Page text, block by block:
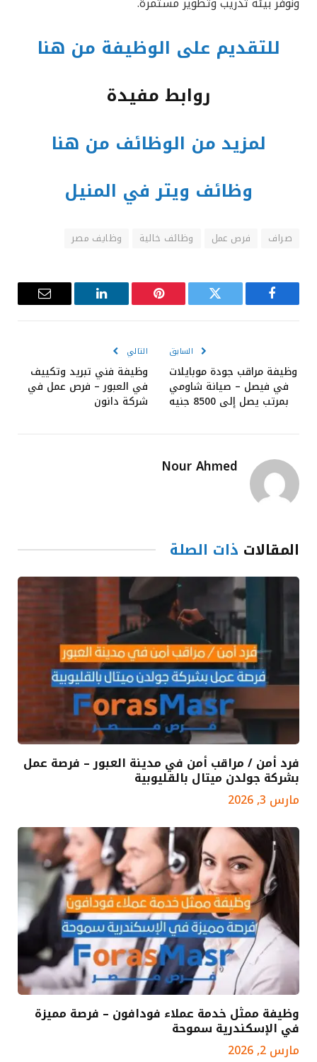
للتقديم على الوظيفة من هنا
روابط مفيدة
لمزيد من الوظائف من هنا
وظائف ويتر في المنيل
صراف فرص عمل وظائف خالية وظايف مصر
فيسبوك تويتر بينتيريست لينكدإن
البريد
السابق
وظيفة مراقب جودة موبايلات
في فيصل – صيانة شاومي
بمرتب يصل إلى 8500 جنيه
التالي
وظيفة فني تبريد وتكييف
في العبور – فرص عمل في
شركة دانون
Nour Ahmed
المقالات ذات الصلة
فرد أمن / مراقب أمن في مدينة العبور – فرصة عمل
بشركة جولدن ميتال بالقليوبية
مارس 3, 2026
وظيفة ممثل خدمة عملاء فودافون – فرصة مميزة
في الإسكندرية سموحة
مارس 2, 2026